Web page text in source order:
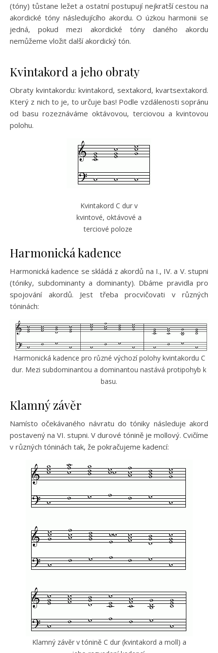
(tóny) tůstane ležet a ostatní postupují nejkratší cestou na
akordické tóny následujícího akordu. O úzkou harmonii se
jedná, pokud mezi akordické tóny daného akordu
nemůžeme vložit další akordický tón.
Kvintakord a jeho obraty
Obraty kvintakordu: kvintakord, sextakord, kvartsextakord.
Který z nich to je, to určuje bas! Podle vzdálenosti sopránu
od basu rozeznáváme oktávovou, terciovou a kvintovou
polohu.
Kvintakord C dur v
kvintové, oktávové a
terciové poloze
Harmonická kadence
Harmonická kadence se skládá z akordů na I., IV. a V. stupni
(tóniky, subdominanty a dominanty). Dbáme pravidla pro
spojování akordů. Jest třeba procvičovati v různých
tóninách:
Harmonická kadence pro různé výchozí polohy kvintakordu C
dur. Mezi subdominantou a dominantou nastává protipohyb k
basu.
Klamný závěr
Namísto očekávaného návratu do tóniky následuje akord
postavený na VI. stupni. V durové tónině je mollový. Cvičíme
v různých tóninách tak, že pokračujeme kadencí:
Klamný závěr v tónině C dur (kvintakord a moll) a